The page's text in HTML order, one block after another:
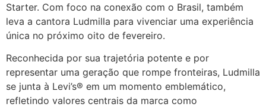
Starter. Com foco na conexão com o Brasil, também
leva a cantora Ludmilla para vivenciar uma experiência
única no próximo oito de fevereiro.
Reconhecida por sua trajetória potente e por
representar uma geração que rompe fronteiras, Ludmilla
se junta à Levi’s® em um momento emblemático,
refletindo valores centrais da marca como